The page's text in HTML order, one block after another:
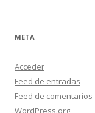
META
Acceder
Feed de entradas
Feed de comentarios
WordPress.org